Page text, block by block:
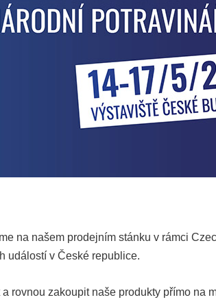
na našem prodejním stánku v rámci
událostí v České republice.
rovnou zakoupit naše produkty přímo na